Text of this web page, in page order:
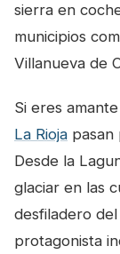
sierra en
municipios
Villanueva de
Si eres
La Rioja pasan
Desde la
glaciar en las
desfiladero
protagonista